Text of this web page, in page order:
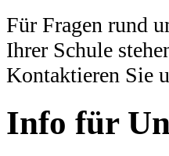
Für Fragen rund
Ihrer Schule
Kontaktieren Sie
Info für